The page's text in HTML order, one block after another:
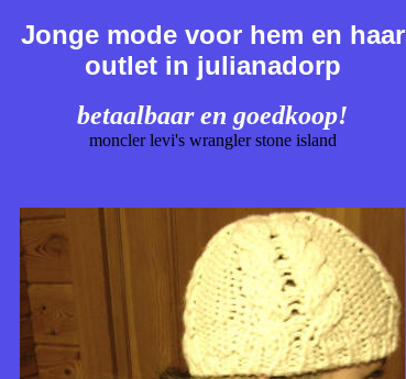
Jonge mode voor hem en haar
outlet in julianadorp
betaalbaar en goedkoop!
moncler levi's wrangler stone island